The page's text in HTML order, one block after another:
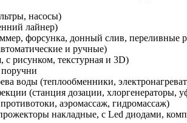
насосы)
лайнер)
форсунка, донный слив, переливные
и ручные)
рисунком, текстурная и 3D)
воды (теплообменники,
(станция дозации, хлоргенераторы,
аэромассаж, гидромассаж)
накладные, с Led диодами,